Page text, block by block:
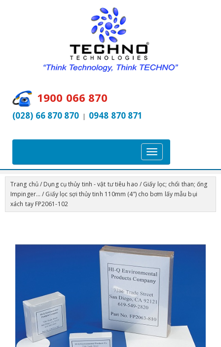
1900 066 870
(028) 66 870 870 | 0948 870 871
T
o
g
g
v
i
g
t
o
n
Trang chủ/ Dụng cụ thủy tinh - vật tư tiêu hao / Giấy lọc; chổi than; ống
Impinger... / Giấy lọc sợi thủy tinh 110mm (4”) cho bơm lấy mẫu bụi
xách tay FP2061-102